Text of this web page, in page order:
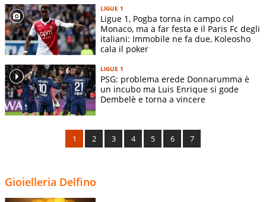
LIGUE 1
Ligue 1, Pogba torna in campo col
Monaco, ma a far festa e il Paris Fc degli
italiani: Immobile ne fa due, Koleosho
cala il poker
LIGUE 1
PSG: problema erede Donnarumma è
un incubo ma Luis Enrique si gode
Dembelè e torna a vincere
1 2 3 4 5 6 7
Gioielleria Delfino